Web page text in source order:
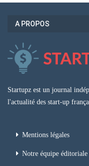
A PROPOS
Startupz est un journal
l'actualité des start-up
Mentions légales
Notre équipe éditoriale